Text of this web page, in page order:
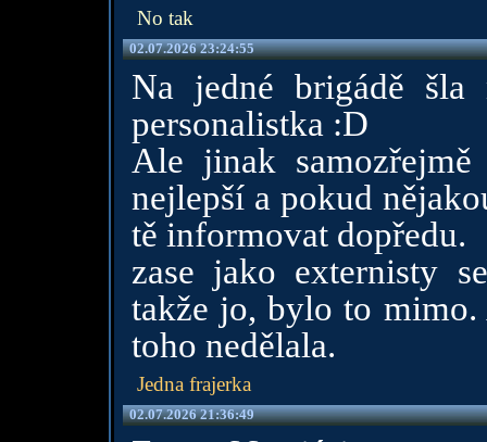
No tak
02.07.2026 23:24:55
Na jedné brigádě
personalistka :D
Ale jinak
nejlepší a pokud
tě informovat dopředu.
zase jako externisty
takže jo, bylo to mimo.
toho nedělala.
Jedna frajerka
02.07.2026 21:36:49